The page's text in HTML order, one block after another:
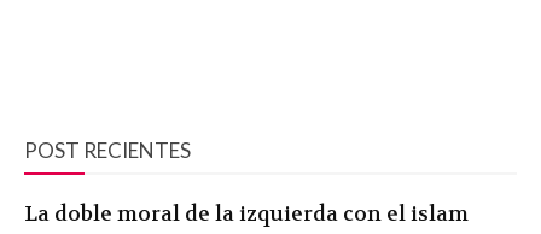
POST RECIENTES
La doble moral de la izquierda con el islam